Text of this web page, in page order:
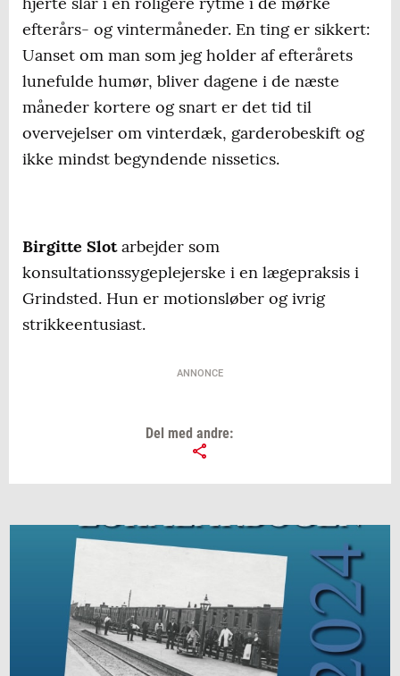
efterårs- og vintermåneder. En ting er sikkert:
Uanset om man som jeg holder af efterårets
lunefulde humør, bliver dagene i de næste
måneder kortere og snart er det tid til
overvejelser om vinterdæk, garderobeskift og
ikke mindst begyndende nissetics.
Birgitte Slotarbejder som
konsultationssygeplejerske i en lægepraksis i
Grindsted. Hun er motionsløber og ivrig
strikkeentusiast.
ANNONCE
Del med andre: